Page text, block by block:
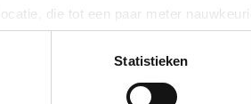
die tot een paar meter
op specifieke eigenschappen
verwerkt en stel uw voorkeuren in het
Cookieverklaring.
Statistieken